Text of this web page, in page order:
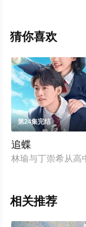
中国大陆电视剧
就够了，更多相
猜你喜欢
第24集完结
追蝶
林瑜与丁崇希从高
相关推荐